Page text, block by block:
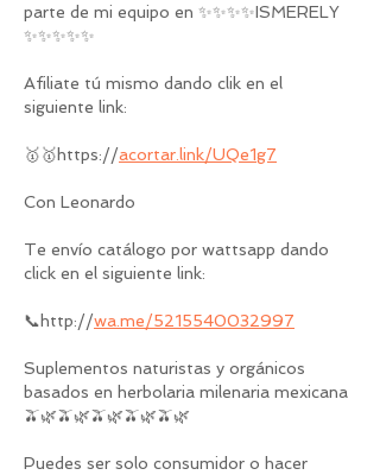
parte de mi equipo en ✨✨✨✨ISMERELY
✨✨✨✨✨
Afiliate tú mismo dando clik en el
siguiente link:
🥇🥇https://acortar.link/UQe1g7
Con Leonardo
Te envío catálogo por wattsapp dando
click en el siguiente link:
📞http://wa.me/5215540032997
Suplementos naturistas y orgánicos
basados en herbolaria milenaria mexicana
🫒🌿🫒🌿🫒🌿🫒🌿🫒🌿
Puedes ser solo consumidor o hacer